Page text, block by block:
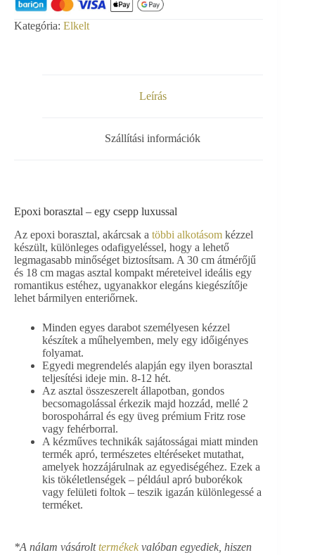
Kategória: Elkelt
Leírás
Szállítási információk
Epoxi borasztal – egy csepp luxussal
Az epoxi borasztal, akárcsak a többi alkotásom kézzel
készült, különleges odafigyeléssel, hogy a lehető
legmagasabb minőséget biztosítsam. A 30 cm átmérőjű
és 18 cm magas asztal kompakt méreteivel ideális egy
romantikus estéhez, ugyanakkor elegáns kiegészítője
lehet bármilyen enteriőrnek.
Minden egyes darabot személyesen kézzel
készítek a műhelyemben, mely egy időigényes
folyamat.
Egyedi megrendelés alapján egy ilyen borasztal
teljesítési ideje min. 8-12 hét.
Az asztal összeszerelt állapotban, gondos
becsomagolással érkezik majd hozzád, mellé 2
borospohárral és egy üveg prémium Fritz rose
vagy fehérborral.
A kézműves technikák sajátosságai miatt minden
termék apró, természetes eltéréseket mutathat,
amelyek hozzájárulnak az egyediségéhez. Ezek a
kis tökéletlenségek – például apró buborékok
vagy felületi foltok – teszik igazán különlegessé a
terméket.
*A nálam vásárolttermékek valóban egyediek, hiszen